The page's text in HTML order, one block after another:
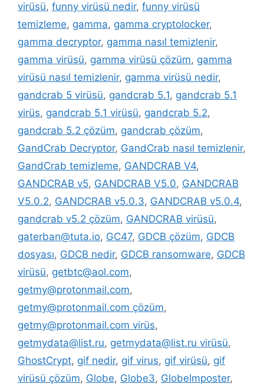
virüsü, funny virüsü nedir, funny virüsü
temizleme, gamma, gamma cryptolocker,
gamma decryptor, gamma nasıl temizlenir,
gamma virüsü, gamma virüsü çözüm, gamma
virüsü nasıl temizlenir, gamma virüsü nedir,
gandcrab 5 virüsü, gandcrab 5.1, gandcrab 5.1
virüs, gandcrab 5.1 virüsü, gandcrab 5.2,
gandcrab 5.2 çözüm, gandcrab çözüm,
GandCrab Decryptor, GandCrab nasıl temizlenir,
GandCrab temizleme, GANDCRAB V4,
GANDCRAB v5, GANDCRAB V5.0, GANDCRAB
V5.0.2, GANDCRAB v5.0.3, GANDCRAB v5.0.4,
gandcrab v5.2 çözüm, GANDCRAB virüsü,
gaterban@tuta.io, GC47, GDCB çözüm, GDCB
dosyası, GDCB nedir, GDCB ransomware, GDCB
virüsü, getbtc@aol.com,
getmy@protonmail.com,
getmy@protonmail.com çözüm,
getmy@protonmail.com virüs,
getmydata@list.ru, getmydata@list.ru virüsü,
GhostCrypt, gif nedir, gif virus, gif virüsü, gif
virüsü çözüm, Globe, Globe3, GlobeImposter,